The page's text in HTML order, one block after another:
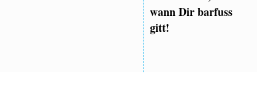
wann Dir barfuss
gitt!